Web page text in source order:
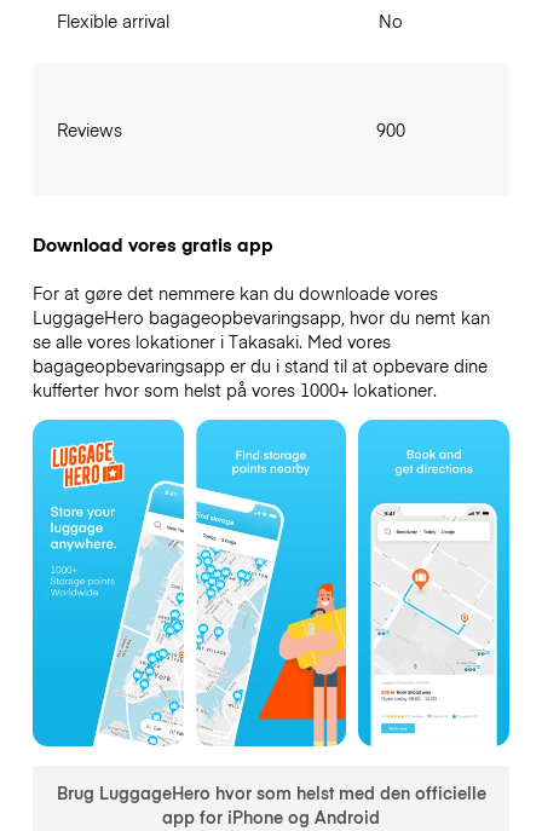
Flexible arrival
Reviews
No
900
Download vores gratis app
For at gøre det nemmere kan du downloade vores
LuggageHero bagageopbevaringsapp, hvor du nemt kan
se alle vores lokationer i Takasaki. Med vores
bagageopbevaringsapp er du i stand til at opbevare dine
kufferter hvor som helst på vores 1000+ lokationer.
Brug LuggageHero hvor som helst med den officielle
app for iPhone og Android